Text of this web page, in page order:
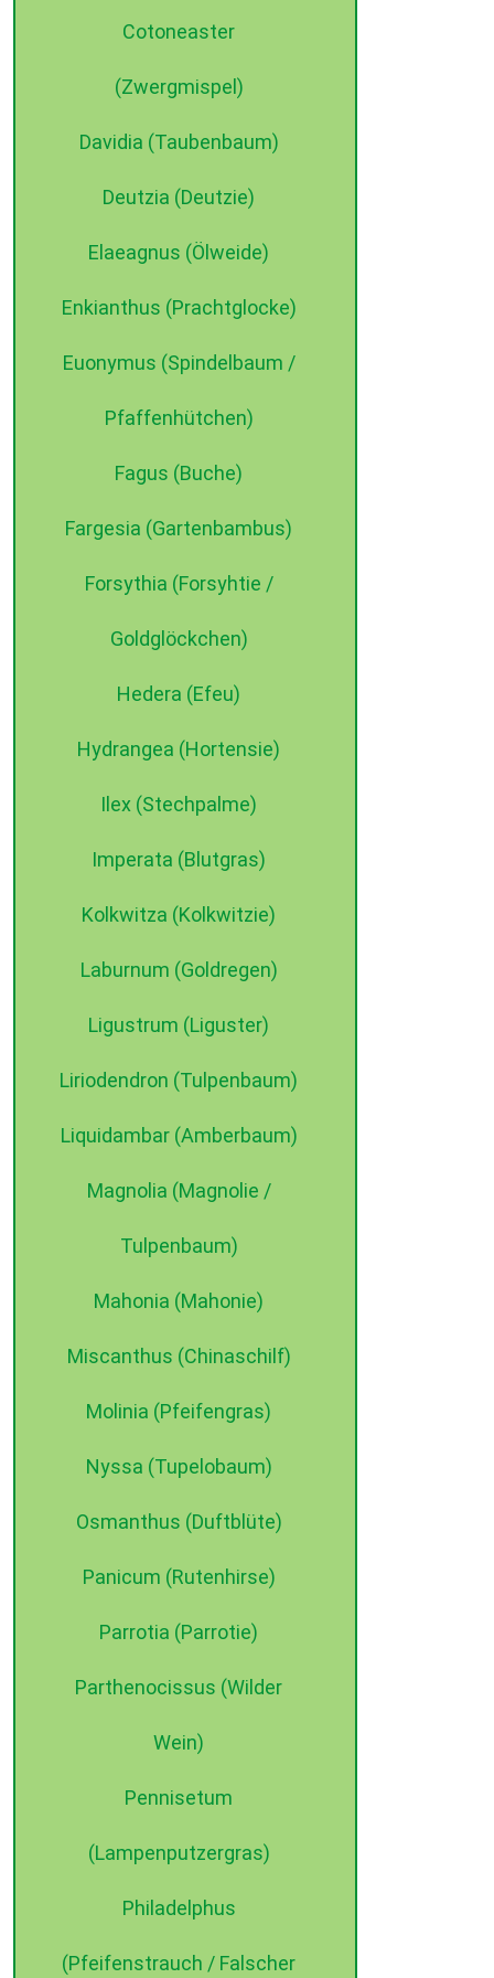
Cotoneaster
(Zwergmispel)
Davidia (Taubenbaum)
Deutzia (Deutzie)
Elaeagnus (Ölweide)
Enkianthus (Prachtglocke)
Euonymus (Spindelbaum /
Pfaffenhütchen)
Fagus (Buche)
Fargesia (Gartenbambus)
Forsythia (Forsyhtie /
Goldglöckchen)
Hedera (Efeu)
Hydrangea (Hortensie)
Ilex (Stechpalme)
Imperata (Blutgras)
Kolkwitza (Kolkwitzie)
Laburnum (Goldregen)
Ligustrum (Liguster)
Liriodendron (Tulpenbaum)
Liquidambar (Amberbaum)
Magnolia (Magnolie /
Tulpenbaum)
Mahonia (Mahonie)
Miscanthus (Chinaschilf)
Molinia (Pfeifengras)
Nyssa (Tupelobaum)
Osmanthus (Duftblüte)
Panicum (Rutenhirse)
Parrotia (Parrotie)
Parthenocissus (Wilder
Wein)
Pennisetum
(Lampenputzergras)
Philadelphus
(Pfeifenstrauch / Falscher
©2015 dehne internet